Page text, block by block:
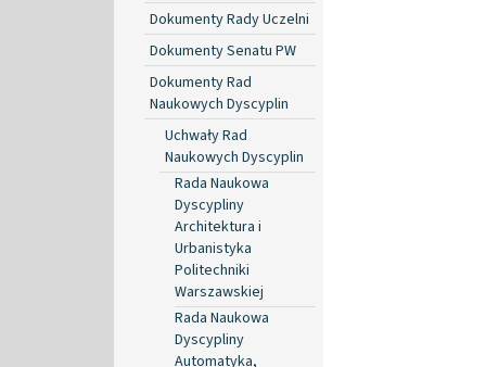
Dokumenty Rady Uczelni
Dokumenty Senatu PW
Dokumenty Rad
Naukowych Dyscyplin
Uchwały Rad
Naukowych Dyscyplin
Rada Naukowa
Dyscypliny
Architektura i
Urbanistyka
Politechniki
Warszawskiej
Rada Naukowa
Dyscypliny
Automatyka,